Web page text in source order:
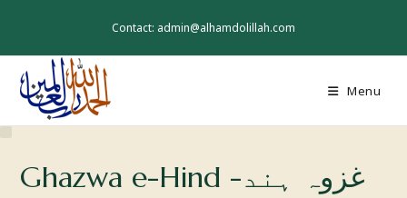
Contact: admin@alhamdolillah.com
Menu
Ghazwa e-Hind غزوہ ہند-